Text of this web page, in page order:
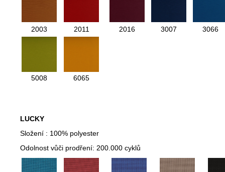
2003 2011 2016 3007 3066
5008 6065
LUCKY
Složení : 100% polyester
Odolnost vůči prodření: 200.000 cyklů